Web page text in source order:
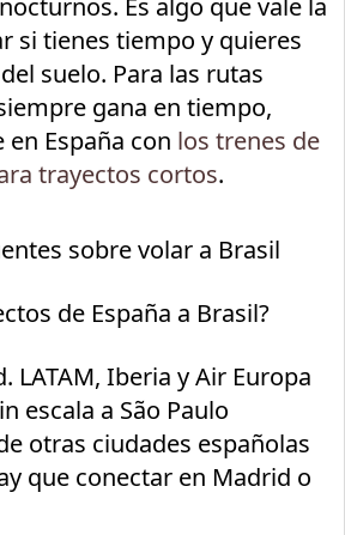
Es algo que vale la
si tienes tiempo y quieres
suelo. Para las rutas
gana en tiempo,
España con los trenes de
trayectos cortos.
sobre volar a Brasil
de España a Brasil?
LATAM, Iberia y Air Europa
escala a São Paulo
otras ciudades españolas
que conectar en Madrid o